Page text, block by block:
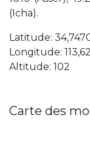
(Icha).
Latitude:
Longitude:
Altitude: 102
Carte des